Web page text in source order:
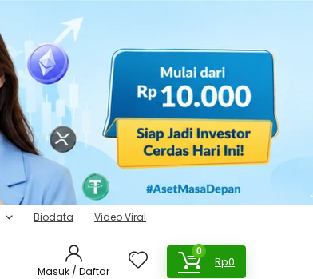
Biodata Video Viral
Masuk / Daftar
0
Rp0